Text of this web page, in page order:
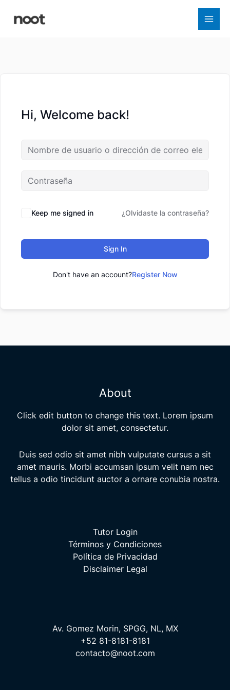
Hi, Welcome back!
Keep me signed in ¿Olvidaste la contraseña?
Sign In
Don't have an account?Register Now
About
Click edit button to change this text. Lorem ipsum
dolor sit amet, consectetur.
Duis sed odio sit amet nibh vulputate cursus a sit
amet mauris. Morbi accumsan ipsum velit nam nec
tellus a odio tincidunt auctor a ornare conubia nostra.
Tutor Login
Términos y Condiciones
Política de Privacidad
Disclaimer Legal
Av. Gomez Morin, SPGG, NL, MX
+52 81-8181-8181
contacto@noot.com